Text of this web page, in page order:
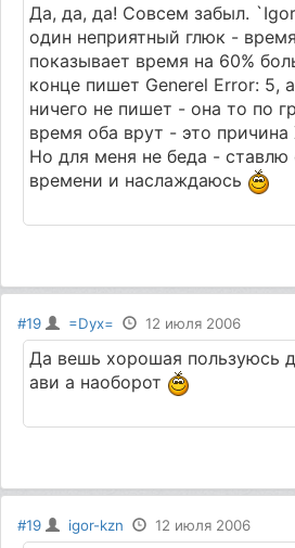
Да, да, да! Совсем забыл.
один неприятный глюк -
показывает время на 60%
конце пишет Generel Error: 5,
ничего не пишет - она то по
время оба врут - это причина
Но для меня не беда - ставлю
времени и наслаждаюсь
#19 =Dyx= 12 июля 2006
Да вешь хорошая пользуюсь
ави а наоборот
#19 igor-kzn 12 июля 2006